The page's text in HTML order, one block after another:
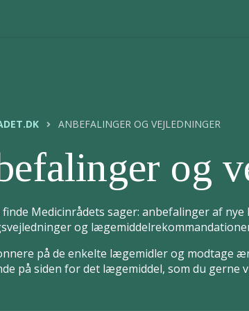
ANBEFALINGER OG VEJLEDNINGER
og
finde Medicinrådets sager: anbefalinger af
og
på de enkelte lægemidler og modtage
på siden for det lægemiddel, som du gerne